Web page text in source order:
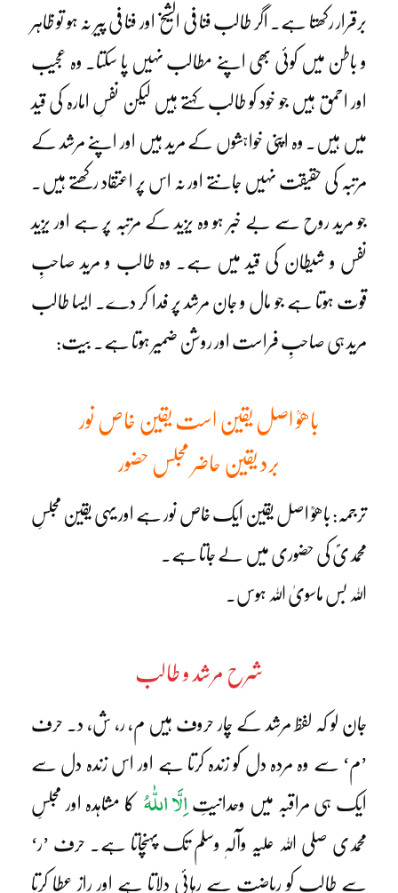
برقرار رکھتا ہے۔ اگر طالب فنا فی الشیخ اور فنا فی پیر نہ ہو تو ظاہر
و باطن میں کوئی بھی اپنے مطالب نہیں پا سکتا۔ وہ عجیب
اور احمق ہیں جو خود کو طالب کہتے ہیں لیکن نفسِ امارہ کی قید
میں ہیں۔ وہ اپنی خواہشوں کے مرید ہیں اور اپنے مرشد کے
مرتبہ کی حقیقت نہیں جانتے اور نہ اس پر اعتقاد رکھتے ہیں۔
جو مرید روح سے بے خبر ہو وہ یزید کے مرتبہ پر ہے اور یزید
نفس و شیطان کی قید میں ہے۔ وہ طالب و مرید صاحبِ
قوت ہوتا ہے جو مال و جان مرشد پر فدا کر دے۔ ایسا طالب
مرید ہی صاحبِ فراست اور روشن ضمیر ہوتا ہے۔ بیت:
باھوؒ اصل یقین است یقین خاص نور
برد یقین حاضر مجلس حضور
ترجمہ: باھوؒ اصل یقین ایک خاص نور ہے اور یہی یقین مجلسِ
محمدیؐ کی حضوری میں لے جاتا ہے۔
اللہ بس ماسویٰ اللہ ہوس۔
شرح مرشد و طالب
جان لو کہ لفظ مرشد کے چار حروف ہیں م، ر، ش، د۔ حرف
’م‘ سے وہ مردہ دل کو زندہ کرتا ہے اور اس زندہ دل سے
ایک ہی مراقبہ میں وحدانیتِ اِلَّا اللّٰہُ کا مشاہدہ اور مجلسِ
محمدی صلی اللہ علیہ وآلہٖ وسلم تک پہنچاتا ہے۔ حرف ’ر‘
سے طالب کو ریاضت سے رہائی دلاتا ہے اور راز عطا کرتا